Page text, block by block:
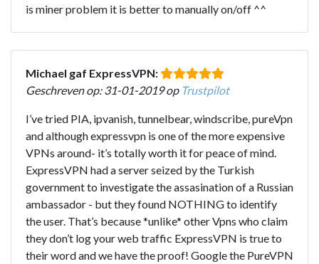
is miner problem it is better to manually on/off ^^
Michael gaf ExpressVPN:
Geschreven op: 31-01-2019 op Trustpilot
I’ve tried PIA, ipvanish, tunnelbear, windscribe, pureVpn
and although expressvpn is one of the more expensive
VPNs around- it’s totally worth it for peace of mind.
ExpressVPN had a server seized by the Turkish
government to investigate the assasination of a Russian
ambassador - but they found NOTHING to identify
the user. That’s because *unlike* other Vpns who claim
they don’t log your web traffic ExpressVPN is true to
their word and we have the proof! Google the PureVPN